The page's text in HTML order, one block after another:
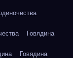
Говядина
Говядина